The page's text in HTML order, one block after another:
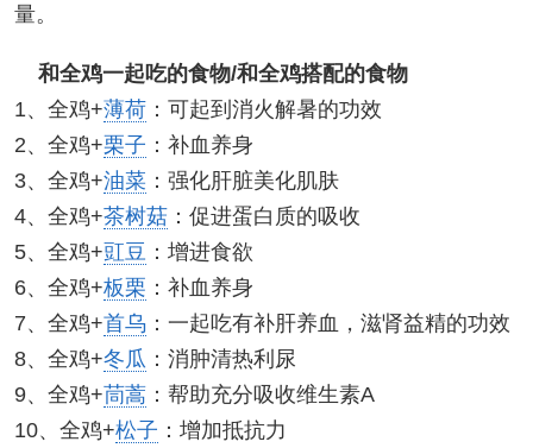
量。
和全鸡一起吃的食物/和全鸡搭配的食物
1、全鸡+薄荷 ：可起到消火解暑的功效
2、全鸡+栗子 ：补血养身
3、全鸡+油菜 ：强化肝脏美化肌肤
4、全鸡+茶树菇 ：促进蛋白质的吸收
5、全鸡+豇豆 ：增进食欲
6、全鸡+板栗 ：补血养身
7、全鸡+首乌 ：一起吃有补肝养血，滋肾益精的功效
8、全鸡+冬瓜 ：消肿清热利尿
9、全鸡+茼蒿 ：帮助充分吸收维生素A
10、全鸡+松子 ：增加抵抗力